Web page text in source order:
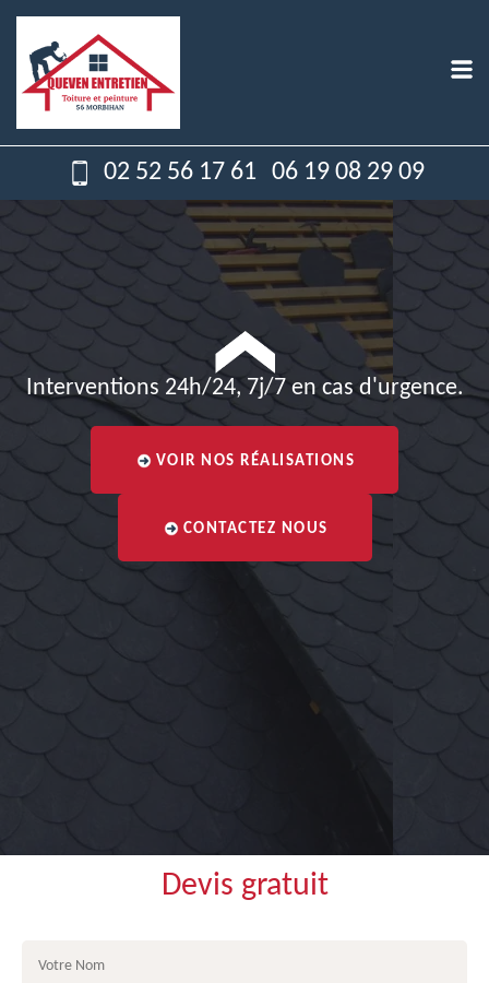
02 52 56 17 61 06 19 08 29 09
Interventions 24h/24, 7j/7 en cas d'urgence.
VOIR NOS RÉALISATIONS
CONTACTEZ NOUS
Devis gratuit